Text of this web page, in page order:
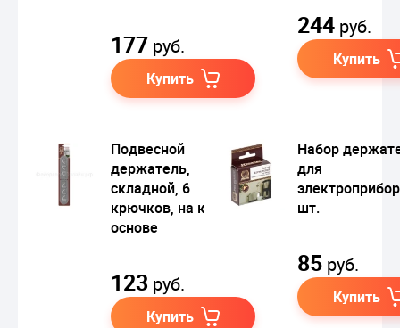
177 руб.
Купить
244 руб.
Купить
Подвесной
держатель,
складной, 6
крючков, на клеевой
основе
123 руб.
Купить
Набор
для
шт.
85 руб.
Купить